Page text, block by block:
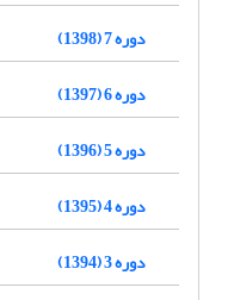
دوره 7 (1398)
دوره 6 (1397)
دوره 5 (1396)
دوره 4 (1395)
دوره 3 (1394)